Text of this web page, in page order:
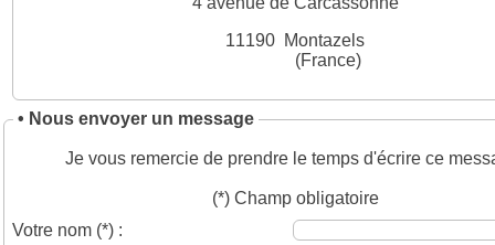
11190 Montazels
(France)
• Nous envoyer un message
Je vous remercie de prendre le temps d'écrire ce
(*) Champ obligatoire
Votre nom (*) :